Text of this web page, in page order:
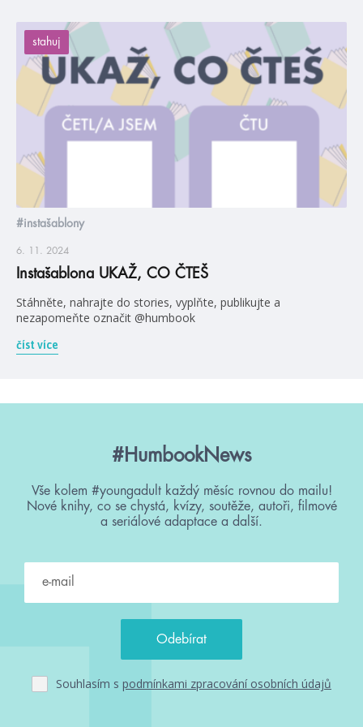
stahuj
#instašablony
6. 11. 2024
Instašablona UKAŽ, CO ČTEŠ
Stáhněte, nahrajte do stories, vyplňte, publikujte a
nezapomeňte označit @humbook
číst více
#HumbookNews
Vše kolem #youngadult každý měsíc rovnou do mailu!
Nové knihy, co se chystá, kvízy, soutěže, autoři, filmové
a seriálové adaptace a další.
Souhlasím s podmínkami zpracování osobních údajů